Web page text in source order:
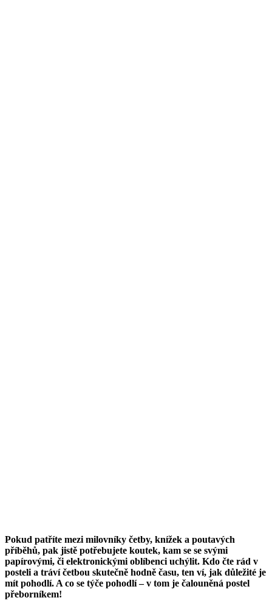
Pokud patříte mezi milovníky četby, knížek a poutavých
příběhů, pak jistě potřebujete koutek, kam se se svými
papírovými, či elektronickými oblíbenci uchýlit. Kdo čte rád v
posteli a tráví četbou skutečně hodně času, ten ví, jak důležité je
mít pohodlí. A co se týče pohodlí – v tom je čalouněná postel
přeborníkem!